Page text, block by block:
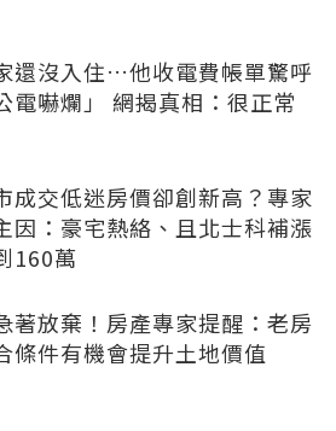
還沒入住…他收電費帳單驚呼
電嚇爛」 網揭真相：很正常
成交低迷房價卻創新高？專家
因：豪宅熱絡、且北士科補漲
160萬
著放棄！房產專家提醒：老房
條件有機會提升土地價值